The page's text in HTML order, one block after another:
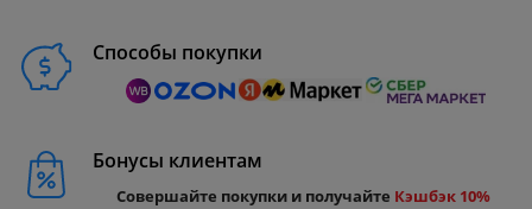
Способы покупки
Бонусы клиентам
Совершайте покупки и получайте Кэшбэк 10%